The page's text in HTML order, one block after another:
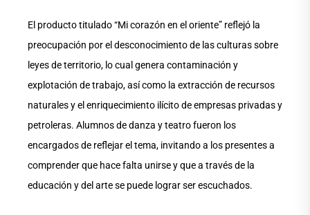
El producto titulado “Mi corazón en el oriente” reflejó la
preocupación por el desconocimiento de las culturas sobre
leyes de territorio, lo cual genera contaminación y
explotación de trabajo, así como la extracción de recursos
naturales y el enriquecimiento ilícito de empresas privadas y
petroleras. Alumnos de danza y teatro fueron los
encargados de reflejar el tema, invitando a los presentes a
comprender que hace falta unirse y que a través de la
educación y del arte se puede lograr ser escuchados.